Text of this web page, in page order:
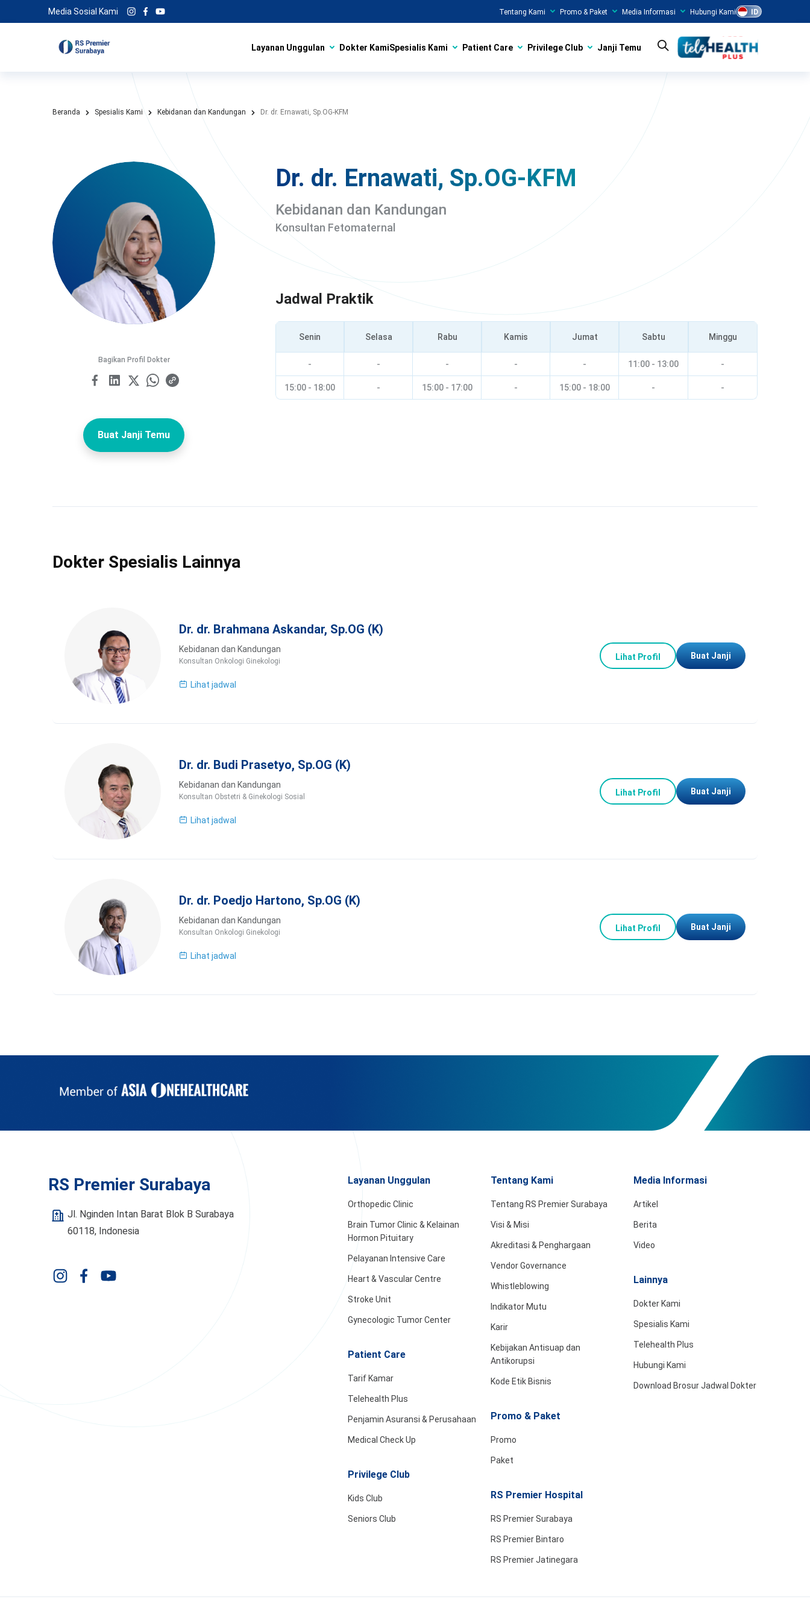
Media Sosial Kami Tentang Kami Promo & Paket Media Informasi Hubungi Kami ID
Layanan Unggulan Dokter KamiSpesialis Kami Patient Care Privilege Club Janji Temu
Beranda Spesialis Kami Kebidanan dan Kandungan Dr. dr. Ernawati, Sp.OG-KFM
Bagikan Profil Dokter
Buat Janji Temu
Dr. dr. Ernawati, Sp.OG-KFM
Kebidanan dan Kandungan
Konsultan Fetomaternal
Jadwal Praktik
Senin Selasa Rabu Kamis Jumat Sabtu Minggu
- - - - - 11:00 - 13:00 -
15:00 - 18:00 - 15:00 - 17:00 - 15:00 - 18:00 - -
Dokter Spesialis Lainnya
Dr. dr. Brahmana Askandar, Sp.OG (K)
Kebidanan dan Kandungan
Konsultan Onkologi Ginekologi
Lihat jadwal
Lihat Profil Buat Janji
Dr. dr. Budi Prasetyo, Sp.OG (K)
Kebidanan dan Kandungan
Konsultan Obstetri & Ginekologi Sosial
Lihat jadwal
Lihat Profil Buat Janji
Dr. dr. Poedjo Hartono, Sp.OG (K)
Kebidanan dan Kandungan
Konsultan Onkologi Ginekologi
Lihat jadwal
Lihat Profil Buat Janji
RS Premier Surabaya
Jl. Nginden Intan Barat Blok B Surabaya
60118, Indonesia
Layanan Unggulan
Orthopedic Clinic
Brain Tumor Clinic & Kelainan
Hormon Pituitary
Pelayanan Intensive Care
Heart & Vascular Centre
Stroke Unit
Gynecologic Tumor Center
Patient Care
Tarif Kamar
Telehealth Plus
Penjamin Asuransi & Perusahaan
Medical Check Up
Privilege Club
Kids Club
Seniors Club
Tentang Kami
Tentang RS Premier Surabaya
Visi & Misi
Akreditasi & Penghargaan
Vendor Governance
Whistleblowing
Indikator Mutu
Karir
Kebijakan Antisuap dan
Antikorupsi
Kode Etik Bisnis
Promo & Paket
Promo
Paket
RS Premier Hospital
RS Premier Surabaya
RS Premier Bintaro
RS Premier Jatinegara
Media Informasi
Artikel
Berita
Video
Lainnya
Dokter Kami
Spesialis Kami
Telehealth Plus
Hubungi Kami
Download Brosur Jadwal Dokter